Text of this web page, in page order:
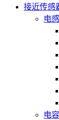
接近传感
电
电